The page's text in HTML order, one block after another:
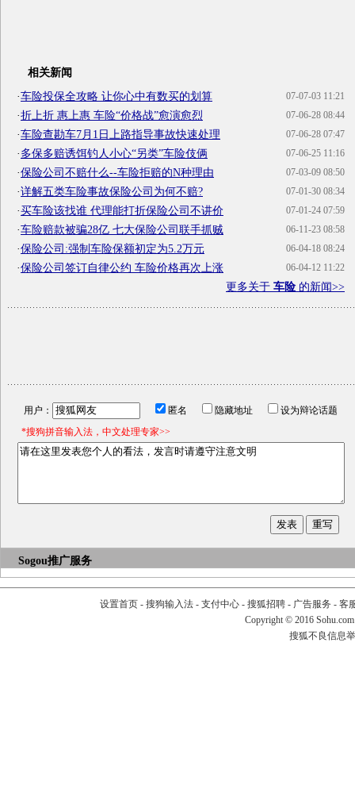
相关新闻
07-07-03 11:21
·车险投保全攻略 让你心中有数买的划算
07-06-28 08:44
·折上折 惠上惠 车险“价格战”愈演愈烈
07-06-28 07:47
·车险查勘车7月1日上路指导事故快速处理
07-06-25 11:16
·多保多赔诱饵钓人小心“另类”车险伎俩
07-03-09 08:50
·保险公司不赔什么--车险拒赔的N种理由
07-01-30 08:34
·详解五类车险事故保险公司为何不赔?
07-01-24 07:59
·买车险该找谁 代理能打折保险公司不讲价
06-11-23 08:58
·车险赔款被骗28亿 七大保险公司联手抓贼
06-04-18 08:24
·保险公司:强制车险保额初定为5.2万元
06-04-12 11:22
·保险公司签订自律公约 车险价格再次上涨
更多关于 车险的新闻>>
用户： 匿名 隐藏地址
设为辩论话题
*搜狗拼音输入法，中文处理专家>>
Sogou推广服务
设置首页- 搜狗输入法- 支付中心- 搜狐招聘- 广告服务 - 客
Copyright © 2016
搜狐不良信息